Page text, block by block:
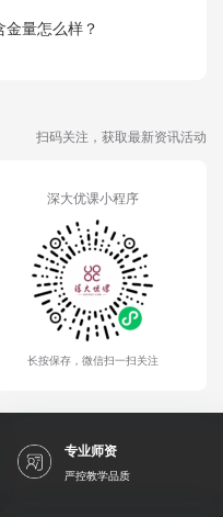
量怎么样？
扫码关注，获取最新资讯活动
深大优课小程序
长按保存，微信扫一扫关注
专业师资
严控教学品质